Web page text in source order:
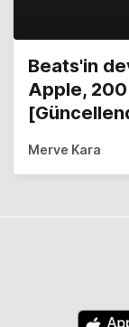
Beats'in
Apple, 200
Merve Kara